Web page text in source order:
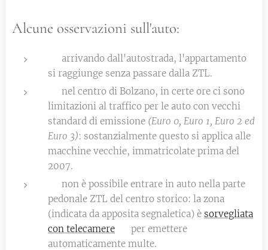
Alcune osservazioni sull'auto:
🔜 arrivando dall'autostrada, l'appartamento
si raggiunge senza passare dalla ZTL.
❌ nel centro di Bolzano, in certe ore ci sono
limitazioni al traffico per le auto con vecchi
standard di emissione (Euro 0, Euro 1, Euro 2 ed
Euro 3): sostanzialmente questo si applica alle
macchine vecchie, immatricolate prima del
2007.
⛔ non è possibile entrare in auto nella parte
pedonale ZTL del centro storico: la zona
(indicata da apposita segnaletica) è sorvegliata
con telecamere 📷 per emettere
automaticamente multe.